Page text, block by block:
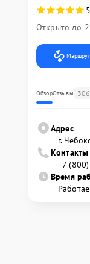
Открыто до
Маршрут
ОбзорОтзывы 306
Адрес
г.
Контакты
+7
Время